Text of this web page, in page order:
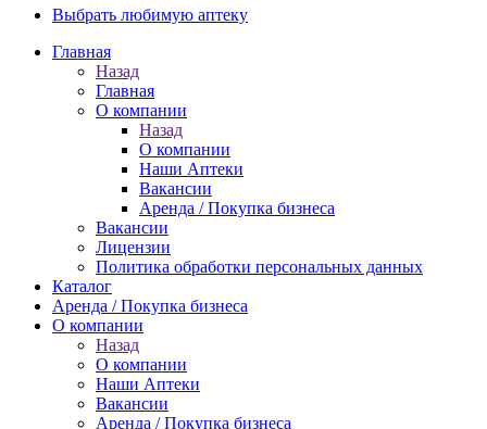
Выбрать любимую аптеку
Главная
Назад
Главная
О компании
Назад
О компании
Наши Аптеки
Вакансии
Аренда / Покупка бизнеса
Вакансии
Лицензии
Политика обработки персональных данных
Каталог
Аренда / Покупка бизнеса
О компании
Назад
О компании
Наши Аптеки
Вакансии
Аренда / Покупка бизнеса